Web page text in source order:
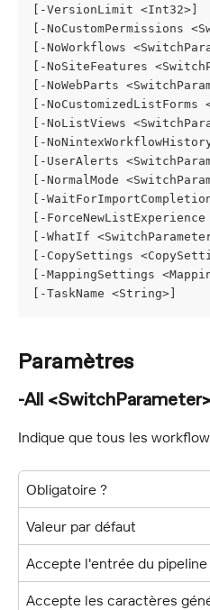
[-VersionLimit <Int32>]
[-NoCustomPermissions
[-NoWorkflows
[-NoSiteFeatures
[-NoWebParts
[-NoCustomizedListForms
[-NoListViews
[-
[-UserAlerts
[-NormalMode
[-
[-ForceNewListExperience
[-WhatIf
[-CopySettings
[-MappingSettings
[-TaskName <String>]
Paramètres
-All <SwitchParameter>
Indique que tous les
Obligatoire ?
Valeur par défaut
Accepte l'entrée du pipeline
Accepte les caractères